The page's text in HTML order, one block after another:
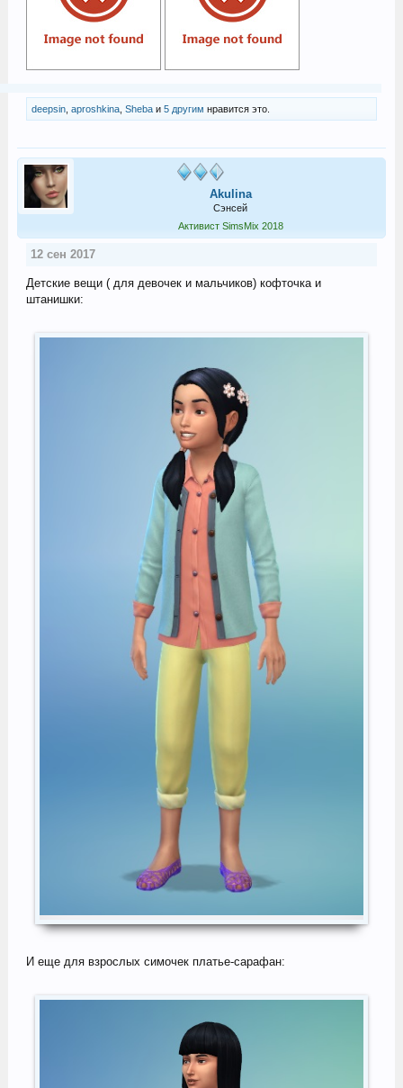
deepsin, aproshkina, Shebaи 5 другим нравится это.
Akulina
Сэнсей
Активист SimsMix 2018
12 сен 2017
Детские вещи ( для девочек и мальчиков) кофточка и
штанишки:
И еще для взрослых симочек платье-сарафан: